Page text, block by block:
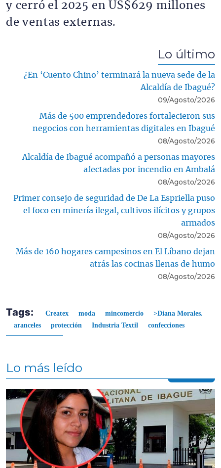
y cerró el 2025 en US$629 millones
de ventas externas.
Lo último
¿En ‘Cuento Chino’ terminará la nueva sede de la
Alcaldía de Ibagué?
09/Agosto/2026
Más de 500 emprendedores fortalecieron sus
negocios con herramientas digitales en Ibagué
08/Agosto/2026
Alcaldía de Ibagué acompañó a personas mayores
afectadas por incendio en Ambalá
08/Agosto/2026
Primer consejo de seguridad de De La Espriella puso
el foco en minería ilegal, cultivos ilícitos y grupos
armados
08/Agosto/2026
Más de 160 hogares campesinos en El Líbano dejan
atrás las cocinas llenas de humo
08/Agosto/2026
Tags: Createx moda mincomercio
>Diana Morales.
aranceles
protección Industria Textil confecciones
Lo más leído
Contenido multimedia principal